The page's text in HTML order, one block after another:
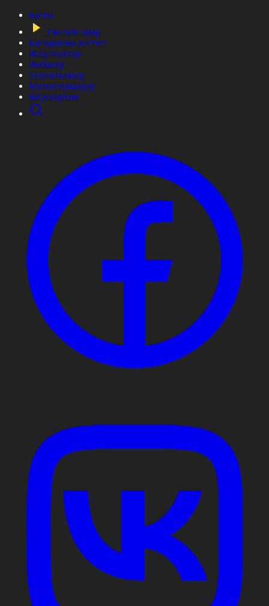
Басты
Тікелей эфир
Бағдарлама кестесі
Жаңалықтар
Жобалар
Телехикаялар
Мультсериалдар
Видеоархив